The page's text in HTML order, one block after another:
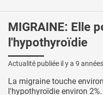
MIGRAINE: Elle
l'hypothyroïdie
Actualité publiée il y a 9
La migraine touche
l'hypothyroïdie environ